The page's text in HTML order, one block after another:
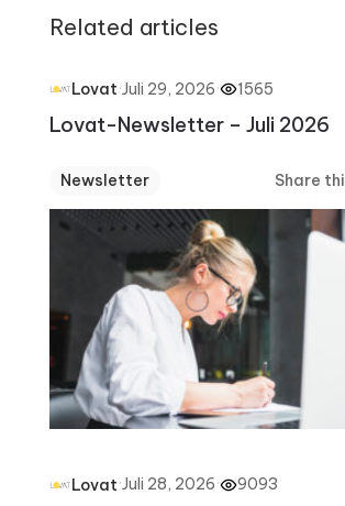
Related articles
Lovat·Juli 29, 2026· 1565
Lovat-Newsletter – Juli 2026
Newsletter Share
Lovat·Juli 28, 2026· 9093